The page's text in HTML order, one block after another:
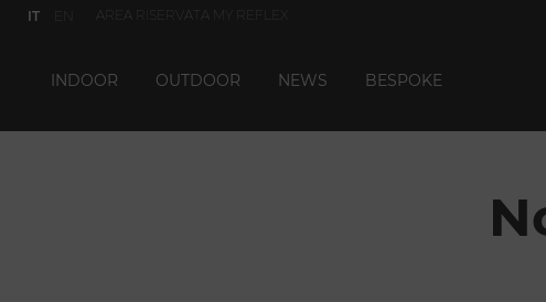
IT AREA RISERVATA MY REFLEX
INDOOR OUTDOOR NEWS BESPOKE